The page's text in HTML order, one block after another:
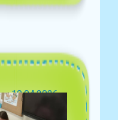
10.04.2026